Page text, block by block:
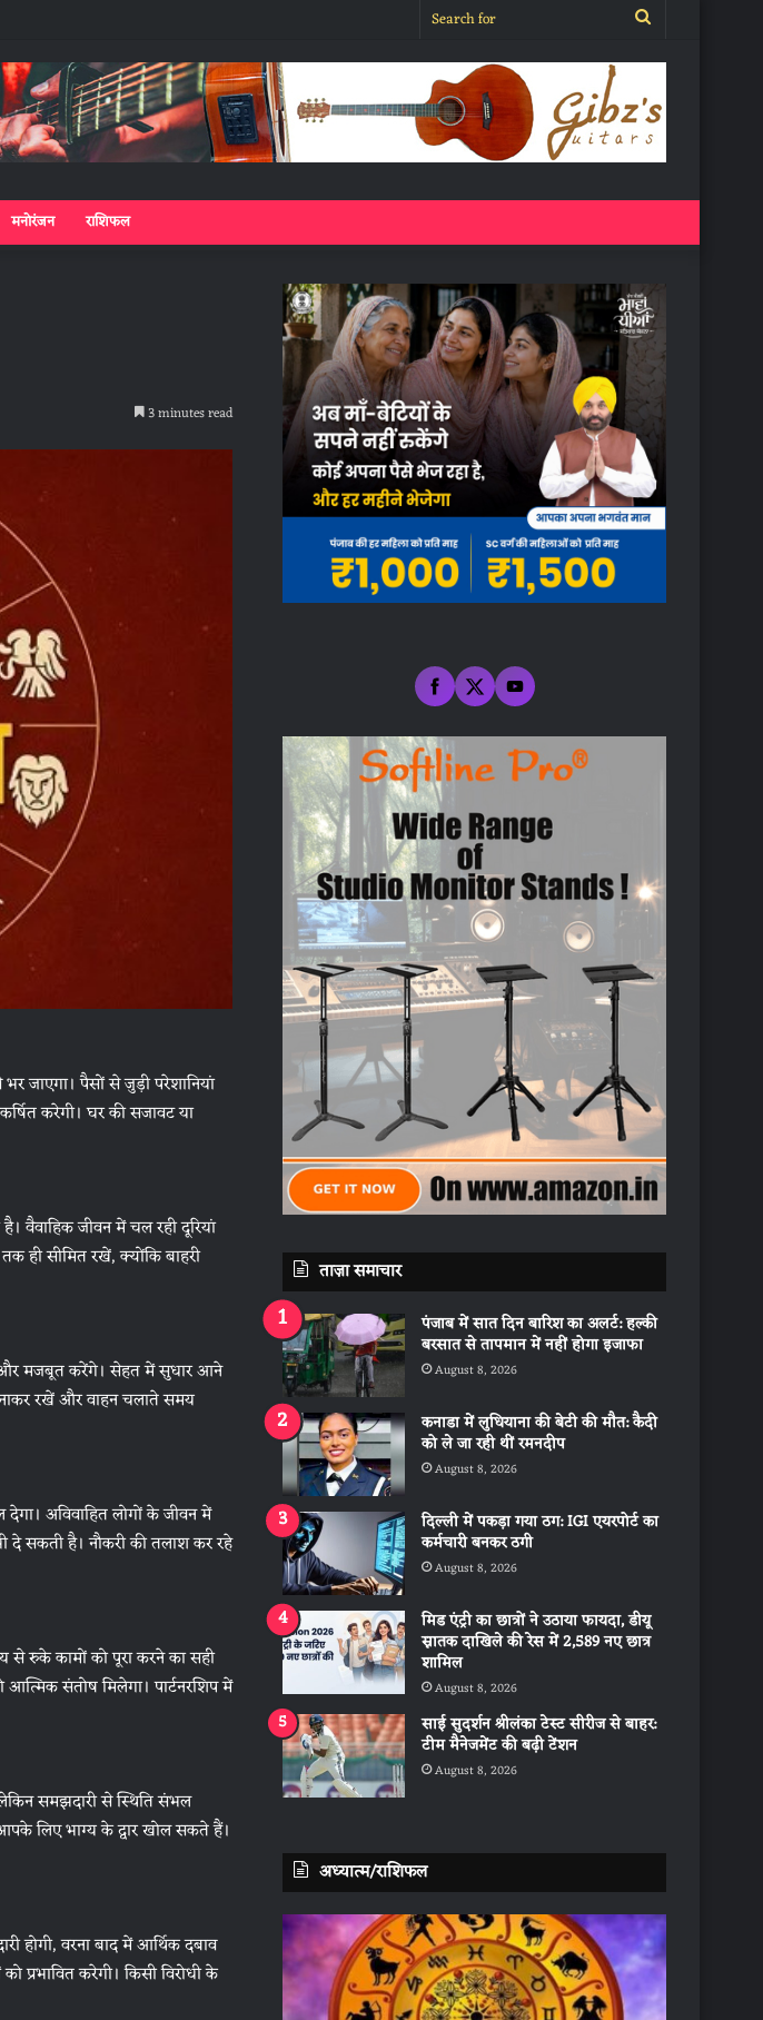
Search
for
मनोरंजन राशिफल
3 minutes read
पैसों से जुड़ी परेशानियां
करेगी। घर की सजावट या
वैवाहिक जीवन में चल रही दूरियां
ही सीमित रखें, क्योंकि बाहरी
और मजबूत करेंगे। सेहत में सुधार आने
रखें और वाहन चलाते समय
अविवाहित लोगों के जीवन में
सकती है। नौकरी की तलाश कर रहे
रुके कामों को पूरा करने का सही
संतोष मिलेगा। पार्टनरशिप में
समझदारी से स्थिति संभल
लिए भाग्य के द्वार खोल सकते हैं।
वरना बाद में आर्थिक दबाव
प्रभावित करेगी। किसी विरोधी के
ताज़ा समाचार
पंजाब में सात दिन बारिश का अलर्ट: हल्की
बरसात से तापमान में नहीं होगा इजाफा
August 8, 2026
कनाडा में लुधियाना की बेटी की माैत: कैदी
को ले जा रही थीं रमनदीप
August 8, 2026
दिल्ली में पकड़ा गया ठग: IGI एयरपोर्ट का
कर्मचारी बनकर ठगी
August 8, 2026
मिड एंट्री का छात्रों ने उठाया फायदा, डीयू
स्नातक दाखिले की रेस में 2,589 नए छात्र
शामिल
August 8, 2026
साई सुदर्शन श्रीलंका टेस्ट सीरीज से बाहर:
टीम मैनेजमेंट की बढ़ी टेंशन
August 8, 2026
अध्यात्म/राशिफल